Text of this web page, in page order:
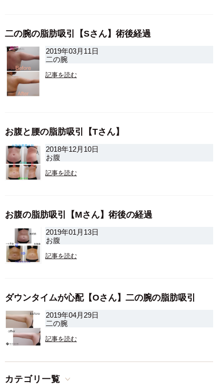
二の腕の脂肪吸引【Sさん】術後経過
2019年03月11日
二の腕
記事を読む
お腹と腰の脂肪吸引【Tさん】
2018年12月10日
お腹
記事を読む
お腹の脂肪吸引【Mさん】術後の経過
2019年01月13日
お腹
記事を読む
ダウンタイムが心配【Oさん】二の腕の脂肪吸引
2019年04月29日
二の腕
記事を読む
カテゴリ一覧